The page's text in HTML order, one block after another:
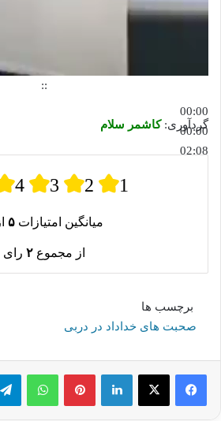
00:00
00:00
02:08
::
گردآوری:کاشمر سلام
4 3 2 1
میانگین امتیازات ۵
از مجموع ۲ رای
برچسب ها
صحبت های خداداد در دربی
لینکدین پینترستواتس آپ